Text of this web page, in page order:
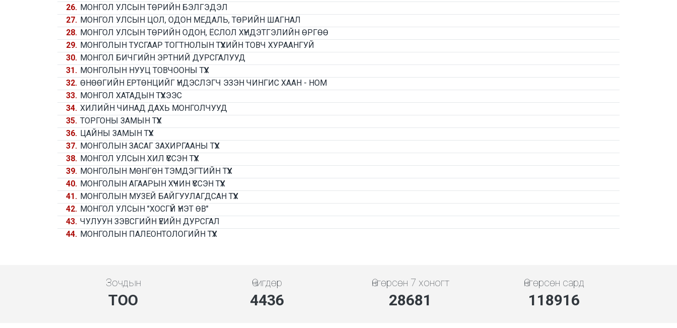
26. МОНГОЛ УЛСЫН ТӨРИЙН БЭЛГЭДЭЛ
27. МОНГОЛ УЛСЫН ЦОЛ, ОДОН МЕДАЛЬ, ТӨРИЙН ШАГНАЛ
28. МОНГОЛ УЛСЫН ТӨРИЙН ОДОН, ЁСЛОЛ ХҮНДЭТГЭЛИЙН ӨРГӨӨ
29. МОНГОЛЫН ТУСГААР ТОГТНОЛЫН ТҮҮХИЙН ТОВЧ ХУРААНГУЙ
30. МОНГОЛ БИЧГИЙН ЭРТНИЙ ДУРСГАЛУУД
31. МОНГОЛЫН НУУЦ ТОВЧООНЫ ТҮҮХ
32. ӨНӨӨГИЙН ЕРТӨНЦИЙГ ҮНДЭСЛЭГЧ ЭЗЭН ЧИНГИС ХААН - НОМ
33. МОНГОЛ ХАТАДЫН ТҮҮХЭЭС
34. ХИЛИЙН ЧИНАД ДАХЬ МОНГОЛЧУУД
35. ТОРГОНЫ ЗАМЫН ТҮҮХ
36. ЦАЙНЫ ЗАМЫН ТҮҮХ
37. МОНГОЛЫН ЗАСАГ ЗАХИРГААНЫ ТҮҮХ
38. МОНГОЛ УЛСЫН ХИЛ ҮҮССЭН ТҮҮХ
39. МОНГОЛЫН МӨНГӨН ТЭМДЭГТИЙН ТҮҮХ
40. МОНГОЛЫН АГААРЫН ХҮЧИН ҮҮССЭН ТҮҮХ
41. МОНГОЛЫН МУЗЕЙ БАЙГУУЛАГДСАН ТҮҮХ
42. МОНГОЛ УЛСЫН "ХОСГҮЙ ҮНЭТ ӨВ"
43. ЧУЛУУН ЗЭВСГИЙН ҮЕИЙН ДУРСГАЛ
44. МОНГОЛЫН ПАЛЕОНТОЛОГИЙН ТҮҮХ
Зочдын
ТОО
Өчигдөр
5119
Өнгөрсөн 7 хоногт
33093
Өнгөрсөн сард
137211